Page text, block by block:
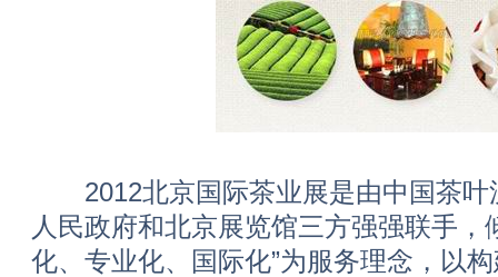
2012北京国际茶业展是由中国茶叶
人民政府和北京展览馆三方强强联手，
化、专业化、国际化”为服务理念，以